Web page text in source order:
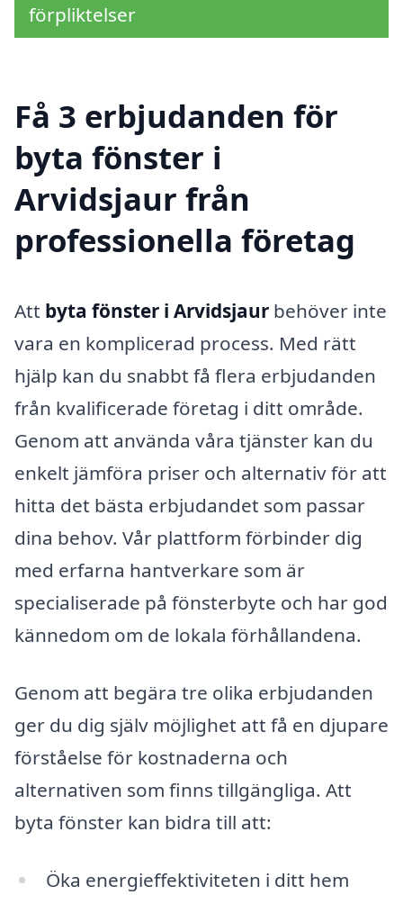
förpliktelser
Få 3 erbjudanden för
byta fönster i
Arvidsjaur från
professionella företag
Att byta fönster i Arvidsjaur behöver inte
vara en komplicerad process. Med rätt
hjälp kan du snabbt få flera erbjudanden
från kvalificerade företag i ditt område.
Genom att använda våra tjänster kan du
enkelt jämföra priser och alternativ för att
hitta det bästa erbjudandet som passar
dina behov. Vår plattform förbinder dig
med erfarna hantverkare som är
specialiserade på fönsterbyte och har god
kännedom om de lokala förhållandena.
Genom att begära tre olika erbjudanden
ger du dig själv möjlighet att få en djupare
förståelse för kostnaderna och
alternativen som finns tillgängliga. Att
byta fönster kan bidra till att:
Öka energieffektiviteten i ditt hem